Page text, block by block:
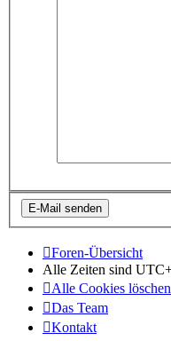
Foren-Übersicht
Alle Zeiten sind
Alle Cookies löschen
Das Team
Kontakt